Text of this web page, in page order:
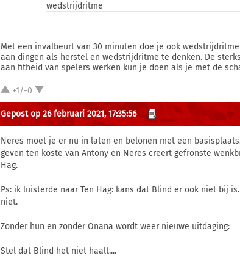
wedstrijdritme
Met een invalbeurt van 30 minuten doe je ook
aan dingen als herstel en wedstrijdritme te denken. De
aan fitheid van spelers werken kun je doen als je met de
+1/-0
Gepost op 26 februari 2021, 17:35:56
Neres moet je er nu in laten en belonen met een
geven ten koste van Antony en Neres creert gefronste
Hag.
Ps: ik luisterde naar Ten Hag: kans dat Blind er ook niet bij
niet.
Zonder hun en zonder Onana wordt weer nieuwe uitdaging:
Stel dat Blind het niet haalt....